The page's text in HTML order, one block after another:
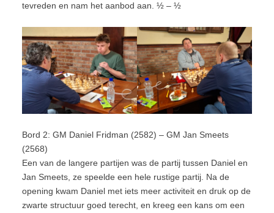
tevreden en nam het aanbod aan. ½ – ½
Bord 2: GM Daniel Fridman (2582) – GM Jan Smeets
(2568)
Een van de langere partijen was de partij tussen Daniel en
Jan Smeets, ze speelde een hele rustige partij. Na de
opening kwam Daniel met iets meer activiteit en druk op de
zwarte structuur goed terecht, en kreeg een kans om een